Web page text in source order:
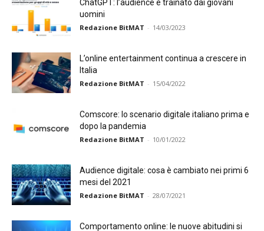
ChatGPT: l’audience è trainato dai giovani
uomini
Redazione BitMAT - 14/03/2023
L’online entertainment continua a crescere in
Italia
Redazione BitMAT - 15/04/2022
Comscore: lo scenario digitale italiano prima e
dopo la pandemia
Redazione BitMAT - 10/01/2022
Audience digitale: cosa è cambiato nei primi 6
mesi del 2021
Redazione BitMAT - 28/07/2021
Comportamento online: le nuove abitudini si